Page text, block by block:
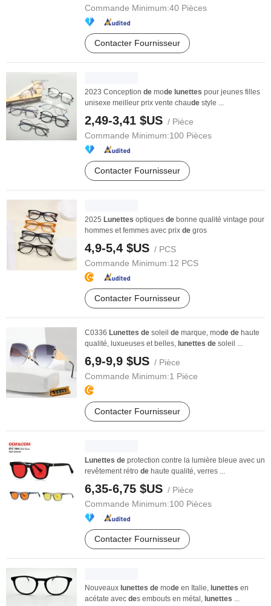
Commande Minimum:40 Pièces
Contacter Fournisseur
2023 Conception de mode lunettes pour jeunes filles
unisexe meilleur prix vente chaude style ...
2,49-3,41 $US / Pièce
Commande Minimum:100 Pièces
Contacter Fournisseur
2025 Lunettes optiques de bonne qualité vintage pour
hommes et femmes avec prix de gros
4,9-5,4 $US / PCS
Commande Minimum:12 PCS
Contacter Fournisseur
C0336 Lunettes de soleil de marque, mode de haute
qualité, luxueuses et belles, lunettes de soleil ...
6,9-9,9 $US / Pièce
Commande Minimum:1 Pièce
Contacter Fournisseur
Lunettes de protection contre la lumière bleue avec un
revêtement rétro de haute qualité, verres ...
6,35-6,75 $US / Pièce
Commande Minimum:100 Pièces
Contacter Fournisseur
Nouveaux lunettes de mode en Italie, lunettes en
acétate avec des embouts en métal, lunettes ...